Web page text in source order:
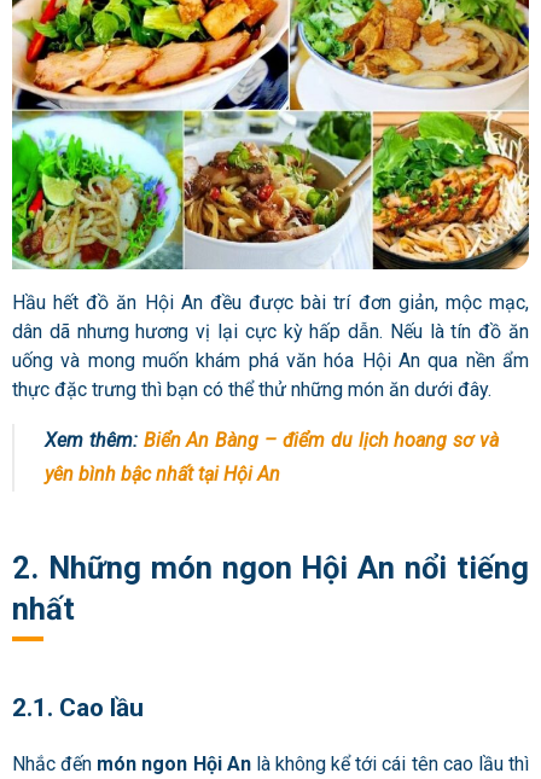
Hầu hết đồ ăn Hội An đều được bài trí đơn giản, mộc mạc,
dân dã nhưng hương vị lại cực kỳ hấp dẫn. Nếu là tín đồ ăn
uống và mong muốn khám phá văn hóa Hội An qua nền ẩm
thực đặc trưng thì bạn có thể thử những món ăn dưới đây.
Xem thêm: Biển An Bàng – điểm du lịch hoang sơ và
yên bình bậc nhất tại Hội An
2. Những món ngon Hội An nổi tiếng
nhất
2.1. Cao lầu
Nhắc đến món ngon Hội Anlà không kể tới cái tên cao lầu thì